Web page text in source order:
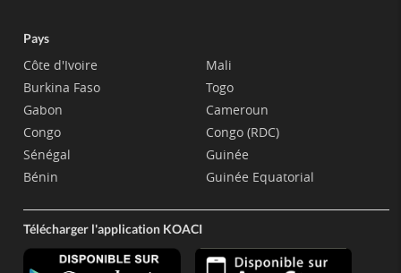
Pays
Côte d'Ivoire
Burkina Faso
Gabon
Congo
Sénégal
Bénin
Mali
Togo
Cameroun
Congo (RDC)
Guinée
Guinée Equatorial
Télécharger l'application KOACI